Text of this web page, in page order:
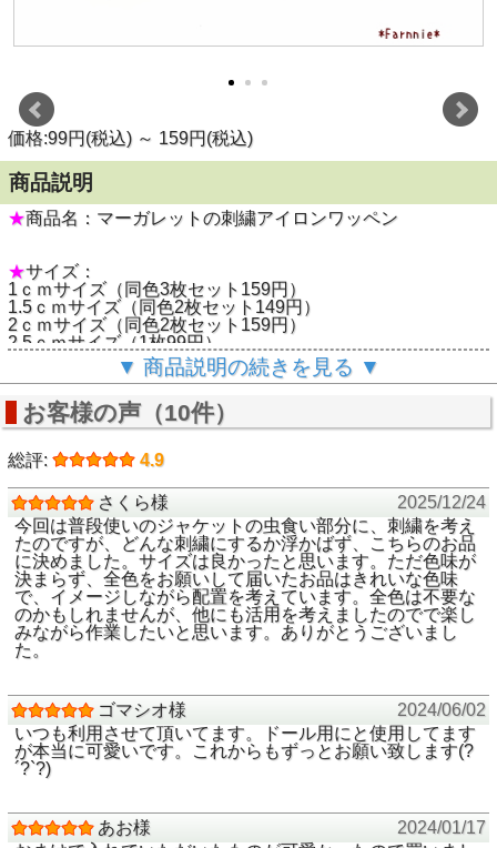
価格:99円(税込) ～ 159円(税込)
商品説明
★商品名：マーガレットの刺繍アイロンワッペン
★サイズ：
1ｃｍサイズ（同色3枚セット159円）
1.5ｃｍサイズ（同色2枚セット149円）
2ｃｍサイズ（同色2枚セット159円）
2.5ｃｍサイズ（1枚99円）
アイロン取付：〇
（※洗濯時やアイロンでうまく付かない場合は縫い付けて下
さい）
★注意事項：
ご覧になるスマホやモニター設定により実物と色味が違って
見える場合があります
▼ 商品説明の続きを見る ▼
お客様の声（10件）
総評: 4.9
さくら様
2025/12/24
今回は普段使いのジャケットの虫食い部分に、刺繍を考え
たのですが、どんな刺繍にするか浮かばず、こちらのお品
に決めました。サイズは良かったと思います。ただ色味が
決まらず、全色をお願いして届いたお品はきれいな色味
で、イメージしながら配置を考えています。全色は不要な
のかもしれませんが、他にも活用を考えましたのでで楽し
みながら作業したいと思います。ありがとうございまし
た。
ゴマシオ様
2024/06/02
いつも利用させて頂いてます。ドール用にと使用してます
が本当に可愛いです。これからもずっとお願い致します(?
´?`?)
あお様
2024/01/17